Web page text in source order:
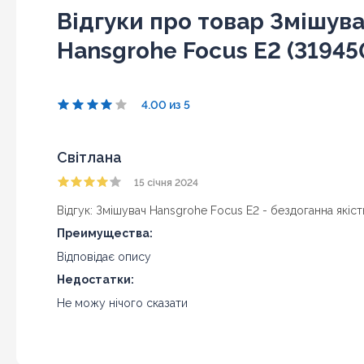
Відгуки про товар
Hansgrohe Focus E2
4.00 из 5
Світлана
15 січня 2024
Відгук: Змішувач Hansgrohe Focus E2 - бездоганна
Преимущества:
Відповідає опису
Недостатки:
Не можу нічого сказати